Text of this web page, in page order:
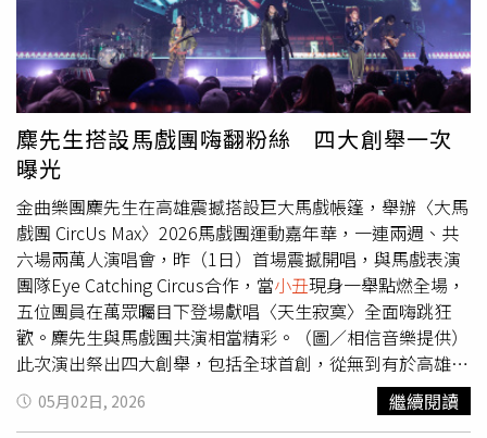
龍、洪金寶的《龍的心》只排名第四。朱延平也說，許不了
生前，他們共同有個願望，要「打倒新藝城，幹掉成龍，打
垮洪金寶」，《
小丑與天鵝》終於實現了許不了的心願。
2026桃園電影節將從8月14日至8月27日，於中壢SBC星橋
國際影城、桃園統領威秀影城、中壢光影電影館舉行，更將
於8月15日《小丑與天鵝》放映當天，邀請導演朱延平與國
家電影及視聽文化中心董事長褚明仁，同台進行主題講座
「天鵝之歌：最後的小丑許不了」，暢談當年拍攝往事，以
及光影之外的一代笑匠許不了真實人生故事。
他，並呼籲馬尼拉（Manila）採取行動，防止「少數小丑
透過一再的政治作秀破壞雙邊關係。特奧多羅日前在新加坡
舉行的安全論壇「香格里拉對話」（Shangri-La Dialogue）
場邊接受《路透社》專訪時宣稱，中國未能持續展現真正的
善意，同時指控北京仍是多年談判的《南海行為準則》
（Code of Conduct for the South China Sea）推動過程中
最大的障礙。北京則透露，這番言論顯示出馬尼拉對中國的
援助缺乏感激之意。據報導，中國曾向菲律賓提供肥料與燃
料，以協助該國應對荷姆茲海峽（Strait of Hormuz）危機
所引發的物資短缺問題。據悉，菲律賓總統小馬可仕
（Ferdinand Marcos Jr.）曾在今年3月接受《彭博社》專訪
時聲稱，菲中關係的重置「正在發生」，而且「將會出現非
常、非常重大的重組」。他解釋，中國在提供肥料方面確實
給予幫助，「我們始終嘗試將領土爭議與貿易安排區分開
來，而許多投資仍然……來自中國。」報導補充，中國決定
制裁如此高層級的外國官員相當罕見。2022年8月，北京曾
麋先生搭設馬戲團嗨翻粉絲 四大創舉一次
曝光
金曲樂團麋先生在高雄震撼搭設巨大馬戲帳篷，舉辦〈大馬
戲團 CircUs Max〉2026馬戲團運動嘉年華，一連兩週、共
六場兩萬人演唱會，昨（1日）首場震撼開唱，與馬戲表演
團隊Eye Catching Circus合作，當小丑現身一舉點燃全場，
五位團員在萬眾矚目下登場獻唱〈天生寂寞〉全面嗨跳狂
歡。麋先生與馬戲團共演相當精彩。（圖／相信音樂提供）
此次演出祭出四大創舉，包括全球首創，從無到有於高雄劃
地打造「全帳篷」式馬戲團演唱會王國；麋式舞台打造「巨
型鹿角」直衝10公尺、近3層樓高；高空吊環、雜耍球飛
05月02日, 2026 繼續閱讀